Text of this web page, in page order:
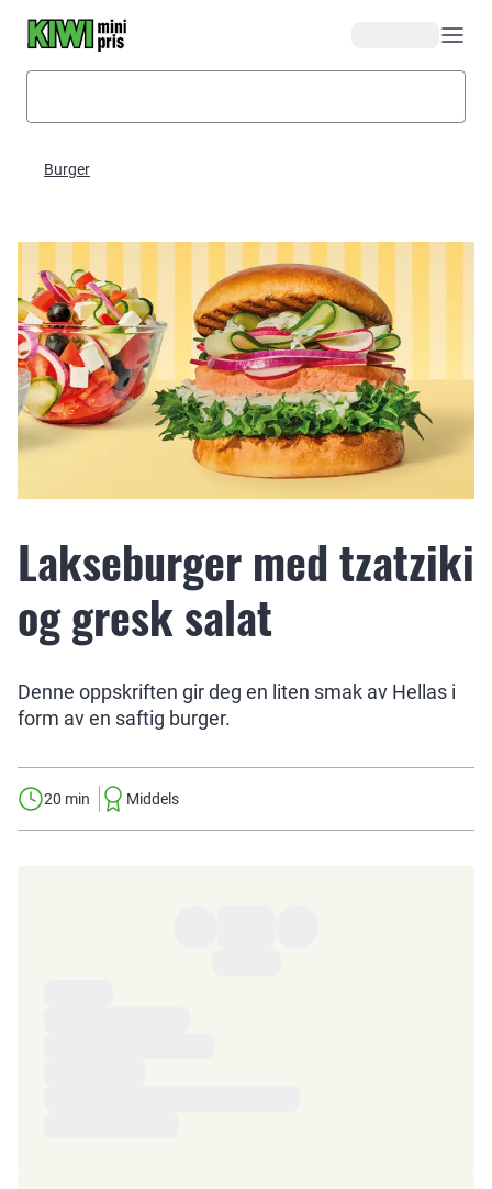
Burger
Lakseburger med tzatziki
og gresk salat
Denne oppskriften gir deg en liten smak av Hellas i
form av en saftig burger.
20 min Middels